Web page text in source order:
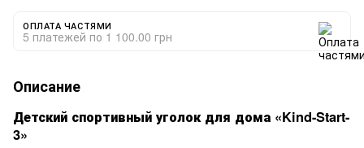
ОПЛАТА ЧАСТЯМИ
5 платежей по 1 100.00 грн
Описание
Детский спортивный уголок для дома «Kind-Start-
3»